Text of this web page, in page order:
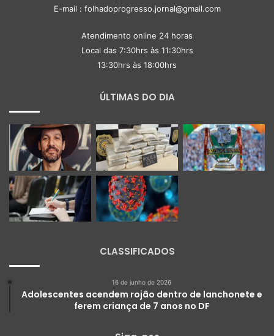
E-mail : folhadoprogresso.jornal@gmail.com
Atendimento online 24 horas
Local das 7:30hrs às 11:30hrs
13:30hrs às 18:00hrs
ÚLTIMAS DO DIA
CLASSIFICADOS
16 de junho de 2026
Adolescentes acendem rojão dentro de lanchonete e
ferem criança de 7 anos no DF